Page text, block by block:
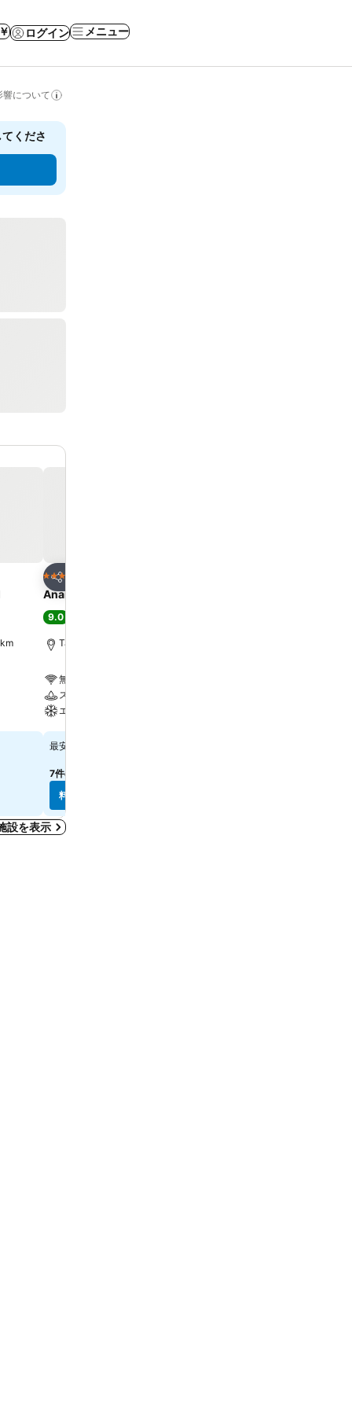
ログイン メニュー
について
くださ
シェア
4 ホテルのランク
Anara Airport Hotel
9.0
Tangerang, 街の中心まで7.3 km
無料Wi-Fi
スパ
エアコン
料金を表示
最安値
7件のサイト
料金を表示
設を表示